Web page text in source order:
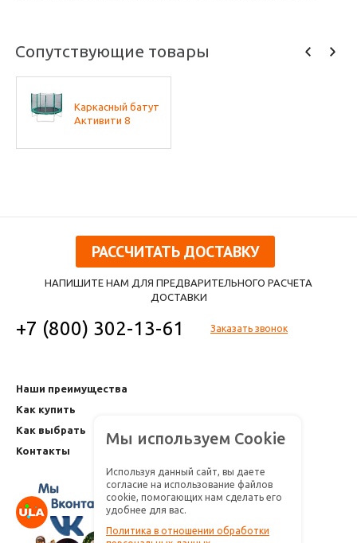
Сопутствующие товары
Каркасный батут
Активити 8
РАССЧИТАТЬ ДОСТАВКУ
НАПИШИТЕ НАМ ДЛЯ ПРЕДВАРИТЕЛЬНОГО РАСЧЕТА
ДОСТАВКИ
+7 (800) 302-13-61 Заказать звонок
Наши преимущества
Как купить
Как выбрать
Контакты
Мы используем Cookie
Используя данный сайт, вы даете
согласие на использование файлов
cookie, помогающих нам сделать его
удобнее для вас.
Политика в отношении обработки